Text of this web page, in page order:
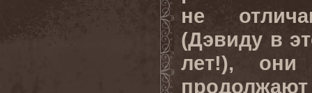
не
(Дэвиду в
лет!),